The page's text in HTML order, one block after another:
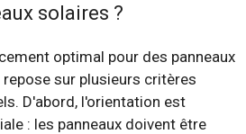
solaires ?
optimal pour des panneaux
sur plusieurs critères
D'abord, l'orientation est
: les panneaux doivent être